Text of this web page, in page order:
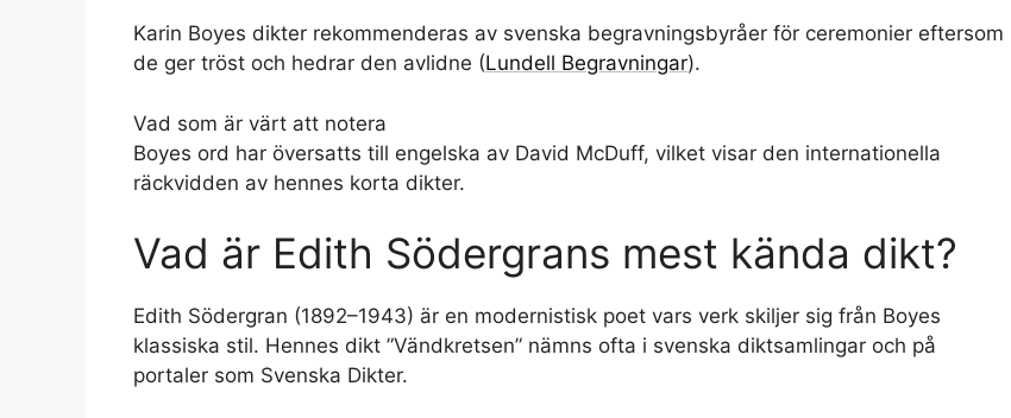
Karin Boyes dikter rekommenderas av svenska begravningsbyråer för ceremonier eftersom
de ger tröst och hedrar den avlidne (Lundell Begravningar).
Vad som är värt att notera
Boyes ord har översatts till engelska av David McDuff, vilket visar den internationella
räckvidden av hennes korta dikter.
Vad är Edith Södergrans mest kända dikt?
Edith Södergran (1892–1943) är en modernistisk poet vars verk skiljer sig från Boyes
klassiska stil. Hennes dikt ”Vändkretsen” nämns ofta i svenska diktsamlingar och på
portaler som Svenska Dikter.